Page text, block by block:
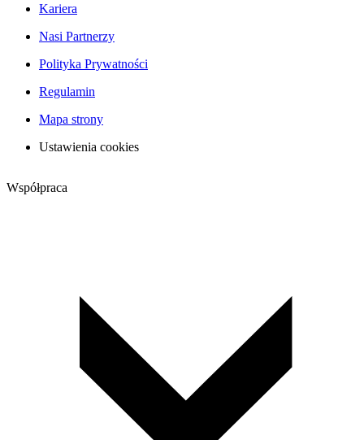
Kariera
Nasi Partnerzy
Polityka Prywatności
Regulamin
Mapa strony
Ustawienia cookies
Współpraca